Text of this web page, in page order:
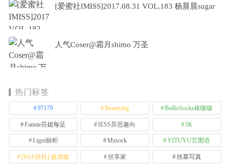
[爱蜜社IMISS]2017.08.31 VOL.183 杨晨晨sugar
人气Coser@霜月shimo 万圣
热门标签
97179 Beautyleg BoBoSocks袜啵啵
Fannie芬妮每足 IESS异思趣向 JK
Ligui丽柜 Mzsock YITUYU艺图语
[SSA丝社] 超清版 丝享家 丝慕写真